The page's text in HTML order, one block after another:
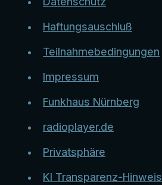
Haftungsauschluß
Teilnahmebedingungen
Impressum
Funkhaus Nürnberg
radioplayer.de
Privatsphäre
KI Transparenz-Hinweis